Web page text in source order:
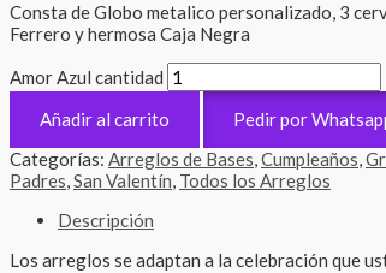
Consta de Globo metalico personalizado, 3
Ferrero y hermosa Caja Negra
Amor Azul cantidad
Añadir al carrito
Pedir por
Categorías: Arreglos de Bases,Cumpleaños,
Padres,San Valentín, Todos los Arreglos
Descripción
Los arreglos se adaptan a la celebración que